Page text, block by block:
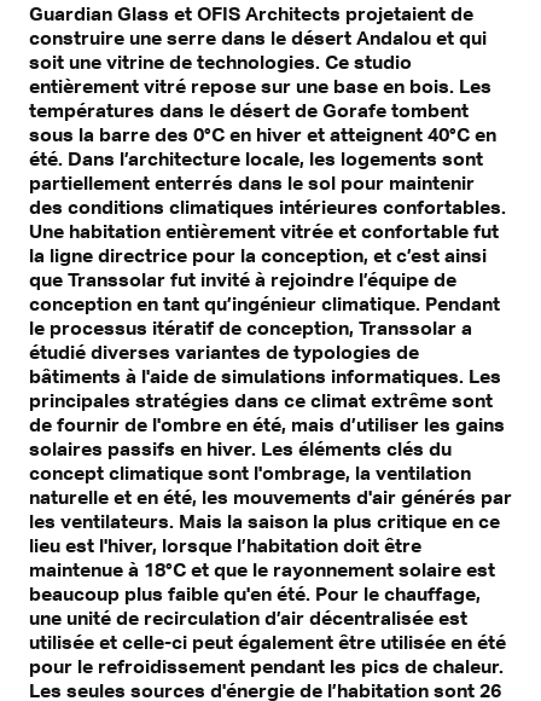
Guardian Glass et OFIS Architects projetaient de
construire une serre dans le désert Andalou et qui
soit une vitrine de technologies. Ce studio
entièrement vitré repose sur une base en bois. Les
températures dans le désert de Gorafe tombent
sous la barre des 0°C en hiver et atteignent 40°C en
été. Dans l’architecture locale, les logements sont
partiellement enterrés dans le sol pour maintenir
des conditions climatiques intérieures confortables.
Une habitation entièrement vitrée et confortable fut
la ligne directrice pour la conception, et c’est ainsi
que Transsolar fut invité à rejoindre l’équipe de
conception en tant qu’ingénieur climatique. Pendant
le processus itératif de conception, Transsolar a
étudié diverses variantes de typologies de
bâtiments à l'aide de simulations informatiques. Les
principales stratégies dans ce climat extrême sont
de fournir de l'ombre en été, mais d’utiliser les gains
solaires passifs en hiver. Les éléments clés du
concept climatique sont l'ombrage, la ventilation
naturelle et en été, les mouvements d'air générés par
les ventilateurs. Mais la saison la plus critique en ce
lieu est l'hiver, lorsque l’habitation doit être
maintenue à 18°C et que le rayonnement solaire est
beaucoup plus faible qu'en été. Pour le chauffage,
une unité de recirculation d’air décentralisée est
utilisée et celle-ci peut également être utilisée en été
pour le refroidissement pendant les pics de chaleur.
Les seules sources d'énergie de l’habitation sont 26